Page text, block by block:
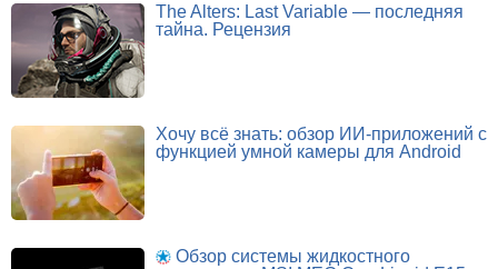
The Alters: Last Variable — последняя
тайна. Рецензия
Хочу всё знать: обзор ИИ-приложений с
функцией умной камеры для Android
Обзор системы жидкостного